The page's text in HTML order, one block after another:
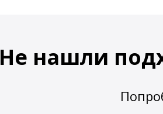
Не нашли